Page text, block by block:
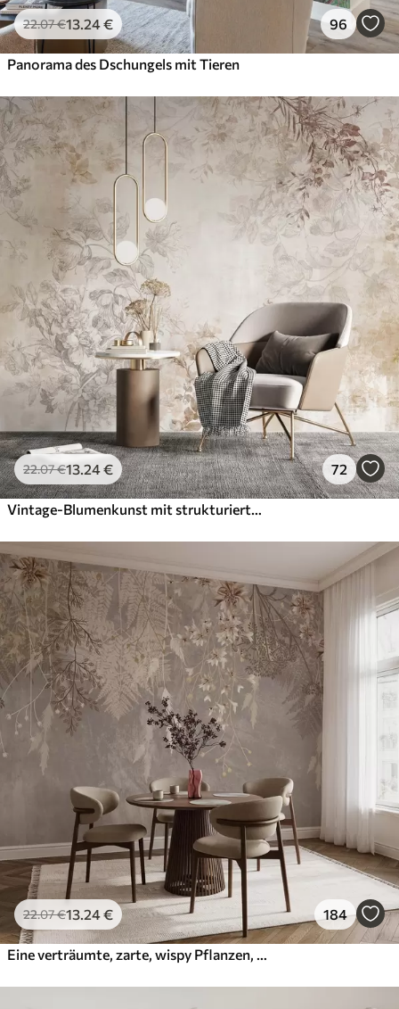
22.07€13 .24€ 96
Panorama des Dschungels mit Tieren
22.07€13 .24€ 72
22.07€13 .24€ 184